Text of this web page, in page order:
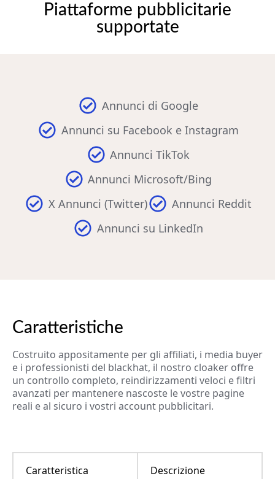
Piattaforme pubblicitarie
supportate
Annunci di Google
Annunci su Facebook e Instagram
Annunci TikTok
Annunci Microsoft/Bing
X Annunci (Twitter)
Annunci Reddit
Annunci su LinkedIn
Caratteristiche
Costruito appositamente per gli affiliati, i media buyer
e i professionisti del blackhat, il nostro cloaker offre
un controllo completo, reindirizzamenti veloci e filtri
avanzati per mantenere nascoste le vostre pagine
reali e al sicuro i vostri account pubblicitari.
Caratteristica Descrizione